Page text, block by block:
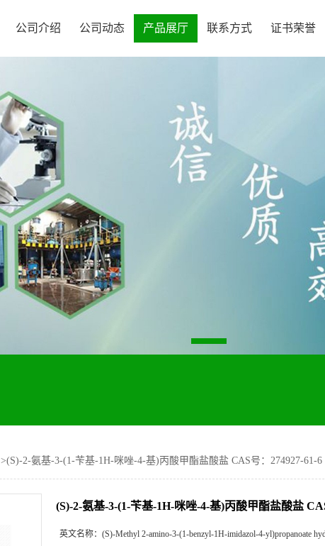
公司介绍 公司动态 产品展厅 联系方式 证书荣誉
>(S)-2-氨基-3-(1-苄基-1H-咪唑-4-基)丙酸甲酯盐酸盐 CAS号：274927-61-6
(S)-2-氨基-3-(1-苄基-1H-咪唑-4-基)丙酸甲酯盐酸盐
英文名称： (S)-Methyl 2-amino-3-(1-benzyl-1H-imidazol-4-yl)propanoate